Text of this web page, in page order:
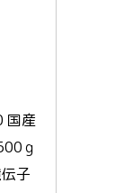
国産
ｇ
子